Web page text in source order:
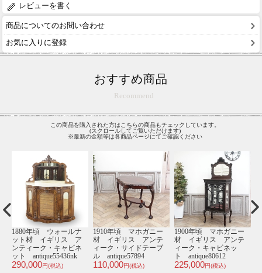
レビューを書く
商品についてのお問い合わせ
お気に入りに登録
おすすめ商品
Recommend
この商品を購入された方はこちらの商品もチェックしています。
(スクロールしてご覧いただけます)
※最新の金額等は各商品ページにてご確認ください
1880年頃 ウォールナ
ット材 イギリス ア
ンティーク・キャビネ
ット antique55436nk
290,000円(税込)
1910年頃 マホガニー
材 イギリス アンテ
ィーク・サイドテーブ
ル antique57894
110,000円(税込)
1900年頃 マホガニー
材 イギリス アンテ
ィーク・キャビネッ
ト antique80612
225,000円(税込)